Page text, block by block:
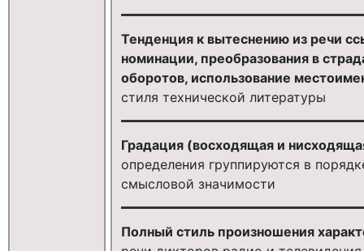
Тенденция к вытеснению из речи
номинации, преобразования в
оборотов, использование
стиля технической литературы
Градация (восходящая и
определения группируются в
смысловой значимости
Полный стиль произношения